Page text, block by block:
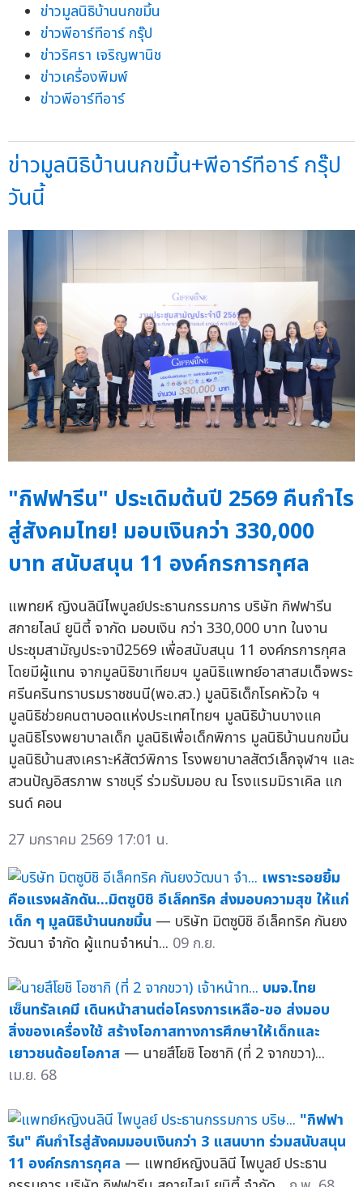
ข่าวมูลนิธิบ้านนกขมิ้น
ข่าวพีอาร์ทีอาร์ กรุ๊ป
ข่าวริศรา เจริญพานิช
ข่าวเครื่องพิมพ์
ข่าวพีอาร์ทีอาร์
ข่าวมูลนิธิบ้านนกขมิ้น+พีอาร์ทีอาร์ กรุ๊ป
วันนี้
"กิฟฟารีน" ประเดิมต้นปี 2569 คืนกำไร
สู่สังคมไทย! มอบเงินกว่า 330,000
บาท สนับสนุน 11 องค์กรการกุศล
แพทยห์ ญิงนลินีไพบูลย์ประธานกรรมการ บริษัท กิฟฟารีน
สกายไลน์ ยูนิตี้ จากัด มอบเงิน กว่า 330,000 บาท ในงาน
ประชุมสามัญประจาปี2569 เพื่อสนับสนุน 11 องค์กรการกุศล
โดยมีผู้แทน จากมูลนิธิขาเทียมฯ มูลนิธิแพทย์อาสาสมเด็จพระ
ศรีนครินทราบรมราชชนนี(พอ.สว.) มูลนิธิเด็กโรคหัวใจ ฯ
มูลนิธิช่วยคนตาบอดแห่งประเทศไทยฯ มูลนิธิบ้านบางแค
มูลนิธิโรงพยาบาลเด็ก มูลนิธิเพื่อเด็กพิการ มูลนิธิบ้านนกขมิ้น
มูลนิธิบ้านสงเคราะห์สัตว์พิการ โรงพยาบาลสัตว์เล็กจุฬาฯ และ
สวนปัญอิสรภาพ ราชบุรี ร่วมรับมอบ ณ โรงแรมมิราเคิล แก
รนด์ คอน
27 มกราคม 2569 17:01 น.
เพราะรอยยิ้ม
คือแรงผลักดัน...มิตซูบิชิ อีเล็คทริค ส่งมอบความสุข ให้แก่
เด็ก ๆ มูลนิธิบ้านนกขมิ้น — บริษัท มิตซูบิชิ อีเล็คทริค กันยง
วัฒนา จำกัด ผู้แทนจำหน่า... 09 ก.ย.
บมจ.ไทย
เซ็นทรัลเคมี เดินหน้าสานต่อโครงการเหลือ-ขอ ส่งมอบ
สิ่งของเครื่องใช้ สร้างโอกาสทางการศึกษาให้เด็กและ
เยาวชนด้อยโอกาส — นายสึโยชิ โอซากิ (ที่ 2 จากขวา)...
เม.ย. 68
"กิฟฟา
รีน" คืนกำไรสู่สังคมมอบเงินกว่า 3 แสนบาท ร่วมสนับสนุน
11 องค์กรการกุศล — แพทย์หญิงนลินี ไพบูลย์ ประธาน